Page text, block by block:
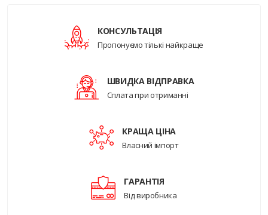
КОНСУЛЬТАЦІЯ
Пропонуємо тількі найкраще
ШВИДКА ВІДПРАВКА
Сплата при отриманні
КРАЩА ЦІНА
Власний імпорт
ГАРАНТІЯ
Від виробника